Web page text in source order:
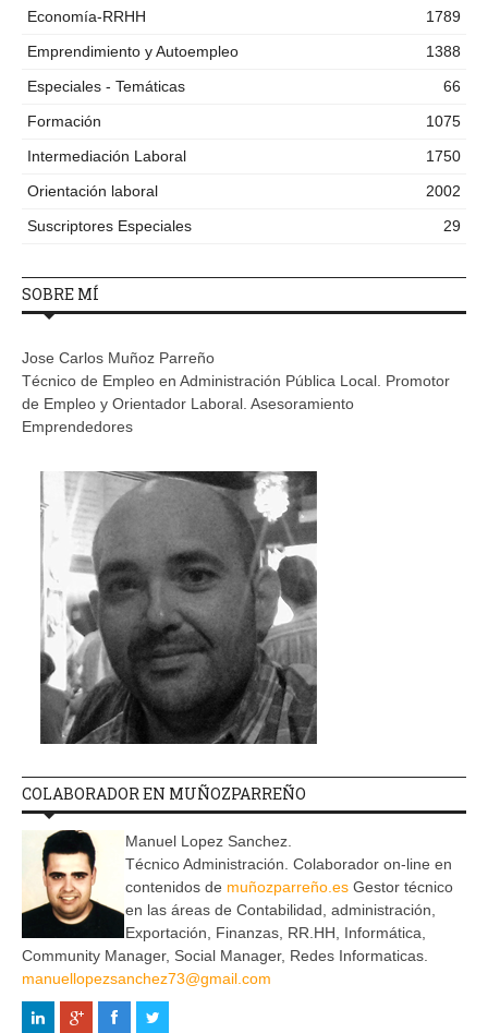
Economía-RRHH
1789
Emprendimiento y Autoempleo
1388
Especiales - Temáticas
66
Formación
1075
Intermediación Laboral
1750
Orientación laboral
2002
Suscriptores Especiales
29
SOBRE MÍ
Jose Carlos Muñoz Parreño
Técnico de Empleo en Administración Pública Local. Promotor
de Empleo y Orientador Laboral. Asesoramiento
Emprendedores
COLABORADOR EN MUÑOZPARREÑO
Manuel Lopez Sanchez.
Técnico Administración. Colaborador on-line en
contenidos de muñozparreño.es Gestor técnico
en las áreas de Contabilidad, administración,
Exportación, Finanzas, RR.HH, Informática,
Community Manager, Social Manager, Redes Informaticas.
manuellopezsanchez73@gmail.com